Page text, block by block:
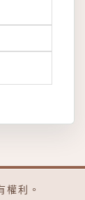
權利。